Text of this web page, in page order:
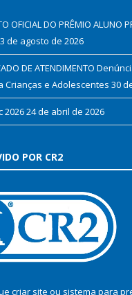
OFICIAL DO PRÊMIO ALUNO
3 de agosto de 2026
DE ATENDIMENTO
Crianças e Adolescentes 30
202624 de abril de 2026
POR CR2
criar site ou sistema para